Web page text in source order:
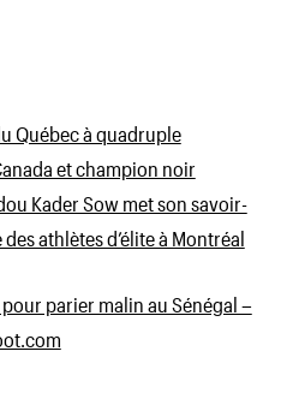
Québec à quadruple
et champion noir
Kader Sow met son savoir-
athlètes d’élite à Montréal
parier malin au Sénégal –